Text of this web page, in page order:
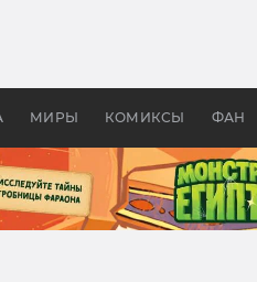
МИРЫ КОМИКСЫ ФАН
колец»